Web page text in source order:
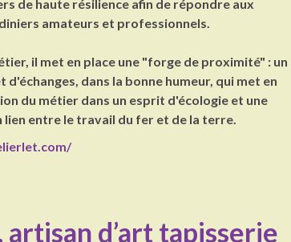
de haute résilience afin de répondre aux
amateurs et professionnels.
il met en place une "forge de proximité" : un
d'échanges, dans la bonne humeur, qui met en
du métier dans un esprit d'écologie et une
lien entre le travail du fer et de la terre.
artisan d’art tapisserie